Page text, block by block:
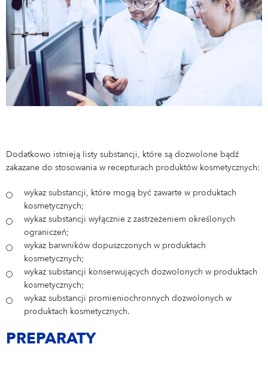
Dodatkowo istnieją listy substancji, które są dozwolone bądź
zakazane do stosowania w recepturach produktów kosmetycznych:
wykaz substancji, które mogą być zawarte w produktach
kosmetycznych;
wykaz substancji wyłącznie z zastrzeżeniem określonych
ograniczeń;
wykaz barwników dopuszczonych w produktach
kosmetycznych;
wykaz substancji konserwujących dozwolonych w produktach
kosmetycznych;
wykaz substancji promieniochronnych dozwolonych w
produktach kosmetycznych.
PREPARATY